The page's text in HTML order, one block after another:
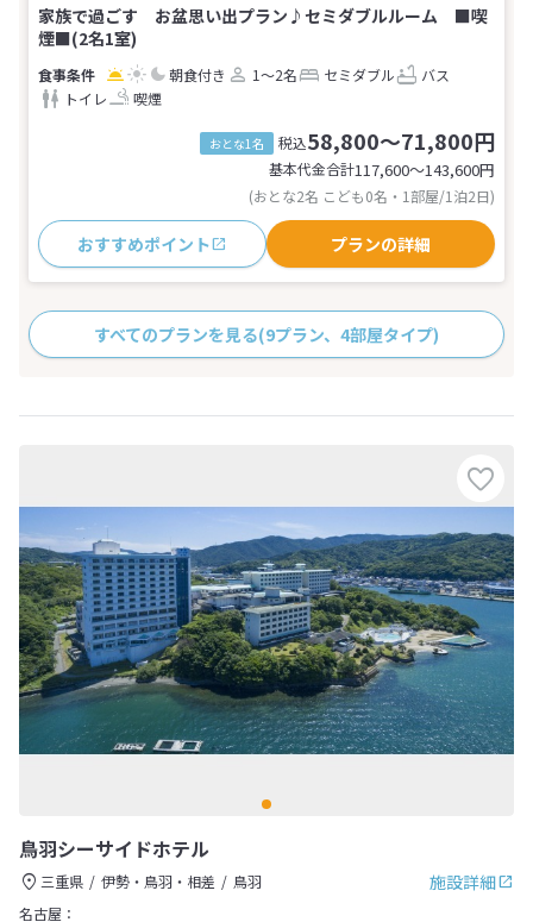
家族で過ごす お盆思い出プラン♪セミダブルルーム ■喫
煙■(2名1室)
朝食付き 1～2名 セミダブル
バス
トイレ
喫煙
おとな1名 税込58,800～71,800円
基本代金合計117,600〜143,600円
(おとな2名 こども0名・1部屋/1泊2日)
おすすめポイント プランの詳細
すべてのプランを見る(9プラン、4部屋タイプ)
鳥羽シーサイドホテル
施設詳細
三重県 伊勢・鳥羽・相差
鳥羽
名古屋：